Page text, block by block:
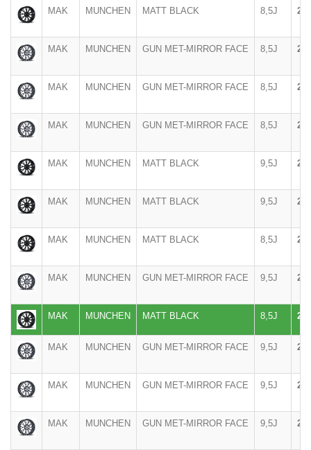
MAK MUNCHEN MATT BLACK 8,5J 20"
MAK MUNCHEN GUN MET-MIRROR FACE 8,5J 20"
MAK MUNCHEN GUN MET-MIRROR FACE 8,5J 20"
MAK MUNCHEN GUN MET-MIRROR FACE 8,5J 20"
MAK MUNCHEN MATT BLACK 9,5J 20"
MAK MUNCHEN MATT BLACK 9,5J 20"
MAK MUNCHEN MATT BLACK 8,5J 20"
MAK MUNCHEN GUN MET-MIRROR FACE 9,5J 20"
MAK MUNCHEN MATT BLACK 8,5J 20"
MAK MUNCHEN GUN MET-MIRROR FACE 9,5J 20"
MAK MUNCHEN GUN MET-MIRROR FACE 9,5J 20"
MAK MUNCHEN GUN MET-MIRROR FACE 9,5J 20"